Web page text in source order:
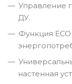
Управление
ДУ.
Функция
настенная